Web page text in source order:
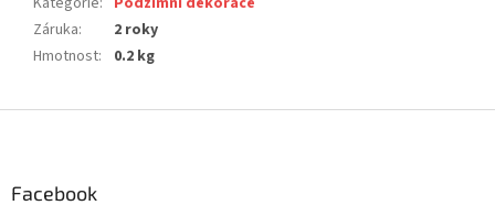
Záruka:
2 roky
Hmotnost: 0.2 kg
Facebook